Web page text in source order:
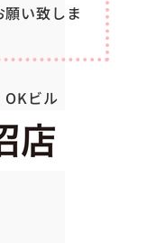
い致しま
ビル